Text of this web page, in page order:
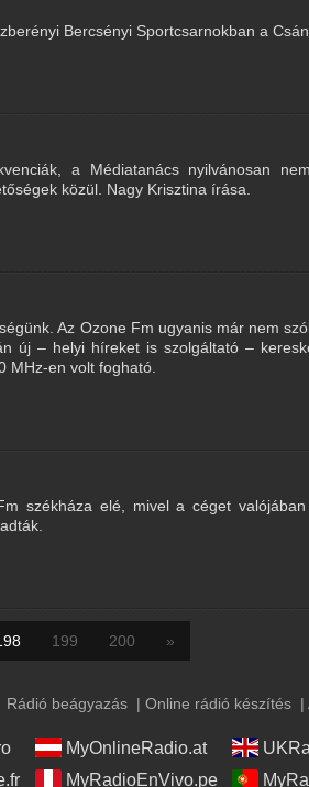
Bercsényi Sportcsarnokban a
a Médiatanács nyilvánosan
közül. Nagy Krisztina írása.
Az Ozone Fm ugyanis már nem
új – helyi híreket is szolgáltató –
MHz-en volt fogható.
székháza elé, mivel a céget
199 200 »
Rádió beágyazás | Online rádió készítés |
MyOnlineRadio.at
MyRadioEnVivo.pe